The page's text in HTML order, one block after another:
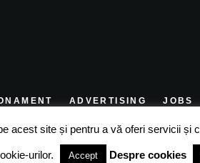
ADVERTISING JOBS
acest site și pentru a vă oferi servicii
urilor. Accept Despre cookies